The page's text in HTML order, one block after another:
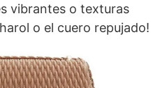
vibrantes o texturas
o el cuero repujado!